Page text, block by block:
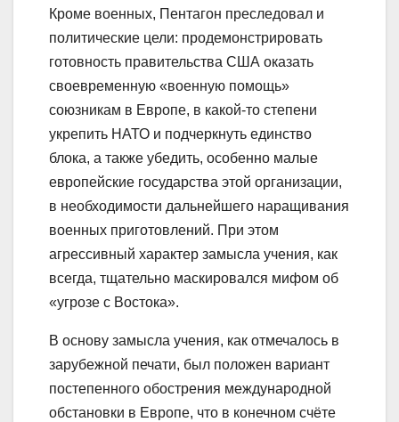
Кроме военных, Пентагон преследовал и
политические цели: продемонстрировать
готовность правительства США оказать
своевременную «военную помощь»
союзникам в Европе, в какой-то степени
укрепить НАТО и подчеркнуть единство
блока, а также убедить, особенно малые
европейские государства этой организации,
в необходимости дальнейшего наращивания
военных приготовлений. При этом
агрессивный характер замысла учения, как
всегда, тщательно маскировался мифом об
«угрозе с Востока».
В основу замысла учения, как отмечалось в
зарубежной печати, был положен вариант
постепенного обострения международной
обстановки в Европе, что в конечном счёте